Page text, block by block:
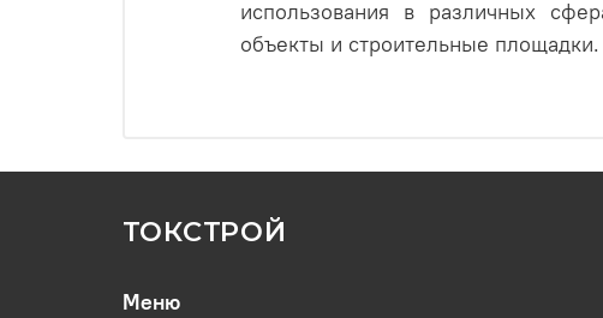
использования в различных
объекты и строительные площадки.
ТОКСТРОЙ
Меню